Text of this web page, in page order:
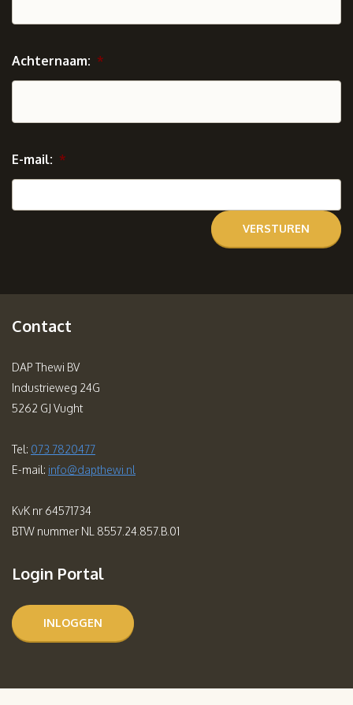
Achternaam: *
E-mail: *
Contact
DAP Thewi BV
Industrieweg 24G
5262 GJ Vught
Tel: 073 7820477
E-mail: info@dapthewi.nl
KvK nr 64571734
BTW nummer NL 8557.24.857.B.01
Login Portal
INLOGGEN